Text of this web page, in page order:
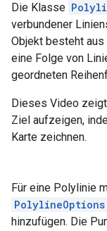
Die Klasse
verbundener
Objekt besteht aus
eine Folge von
geordneten
Dieses Video
Ziel aufzeigen,
Karte zeichnen.
Für eine Polylinie
PolylineOptions
hinzufügen. Die